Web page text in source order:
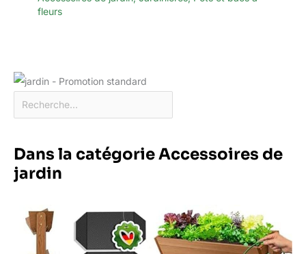
fleurs
Dans la catégorie Accessoires de
jardin